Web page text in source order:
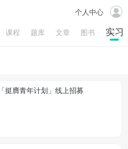
个人中心
课程 题库 文章 图书 实习
「挺膺青年计划」线上招募